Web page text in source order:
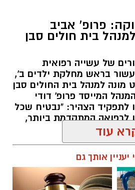
פרופ' אביב
בית חולים סבן
של עשייה רפואית
בראש מחלקת ילדים ב',
מונה למנהל בית החולים סבן
המייסד פרופ' דודי
לתפקיד הצהיר: "נבטיח שכל
לרפואה המתקדמת ביותר,
עוד
יעניין אותך גם